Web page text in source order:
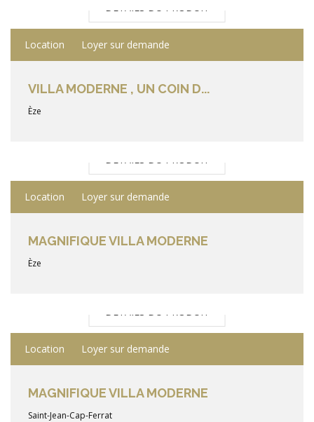
DÉTAILS DU PRODUIT
Location Loyer sur demande
VILLA MODERNE , UN COIN D...
Èze
DÉTAILS DU PRODUIT
Location Loyer sur demande
MAGNIFIQUE VILLA MODERNE
Èze
DÉTAILS DU PRODUIT
Location Loyer sur demande
MAGNIFIQUE VILLA MODERNE
Saint-Jean-Cap-Ferrat